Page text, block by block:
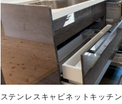
ステンレスキャビネットキッチン